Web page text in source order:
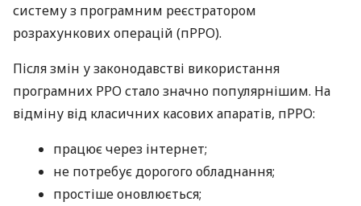
систему з програмним реєстратором
розрахункових операцій (пРРО).
Після змін у законодавстві використання
програмних РРО стало значно популярнішим. На
відміну від класичних касових апаратів, пРРО:
працює через інтернет;
не потребує дорогого обладнання;
простіше оновлюється;